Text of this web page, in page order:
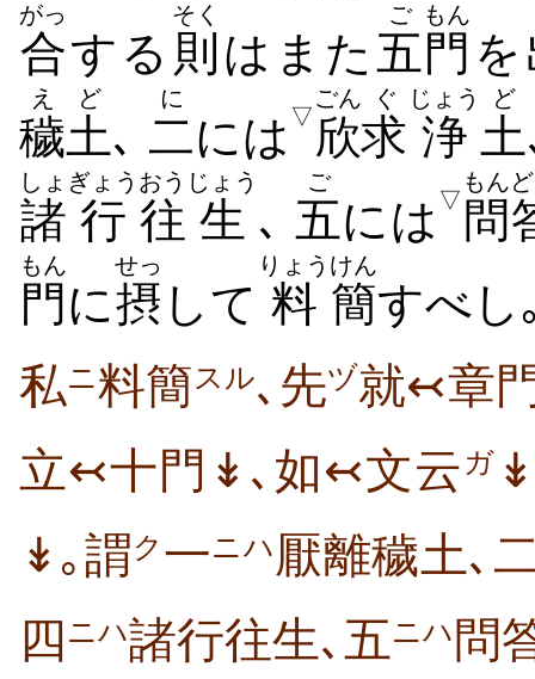
合
がっ
する 則
そく
はまた 五
ご
門
もん
を
穢土
えど
､ 二
に
には ▽ 欣
ごん
求
ぐ
浄
じょう
土
ど
諸
しょ
行
ぎょう
往
おう
生
じょう
､ 五
ご
には ▽ 問
もん
門
もん
に摂
せっ
して 料
りょう
簡
けん
すべし
私ニ料簡 スル､先ヅ就↢章
立↢十門↡､如↢文云 ガ
↡｡謂ク 一ニハ厭離穢土､
四 ニハ諸行往生､五ニハ 問